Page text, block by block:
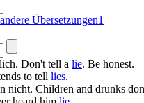
andere Übersetzungen1
Don't tell a lie. Be honest.
to tell lies.
nicht. Children and drunks